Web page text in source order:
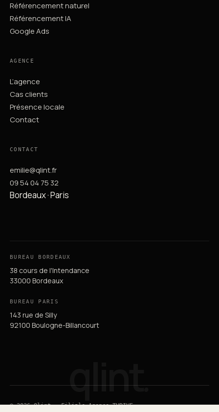
Référencement naturel
Référencement IA
Google Ads
AGENCE
L’agence
Cas clients
Présence locale
Contact
CONTACT
emilie@qlint.fr
09 54 04 75 32
Bordeaux · Paris
BUREAU BORDEAUX
38 cours de l'Intendance
33000 Bordeaux
BUREAU PARIS
143 rue de Silly
92100 Boulogne-Billancourt
qlint.
© 2026 Qlint — Filiale Agence THRIVE